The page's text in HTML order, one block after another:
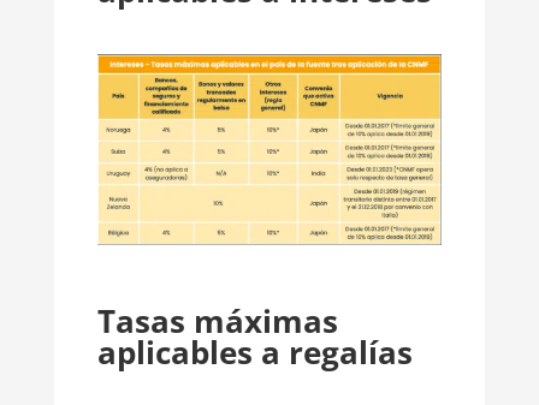
Tasas máximas
aplicables a regalías